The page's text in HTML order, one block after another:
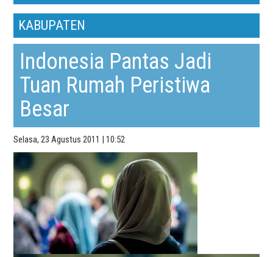
KABUPATEN
Indonesia Pantas Jadi
Tuan Rumah Peristiwa
Besar
Selasa, 23 Agustus 2011 | 10:52